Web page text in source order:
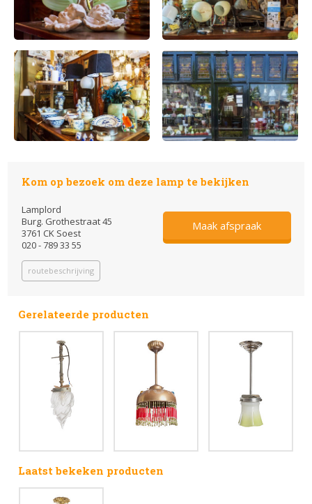
Kom op bezoek om deze lamp te bekijken
Lamplord
Burg. Grothestraat 45
3761 CK Soest
020 - 789 33 55
routebeschrijving
Maak afspraak
Gerelateerde producten
Laatst bekeken producten